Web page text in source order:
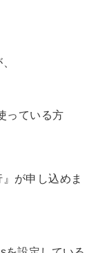
っている方
が申し込めま